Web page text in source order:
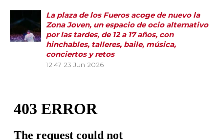
La plaza de los Fueros acoge de nuevo la
Zona Joven, un espacio de ocio alternativo
por las tardes, de 12 a 17 años, con
hinchables, talleres, baile, música,
conciertos y retos
12:47 23 Jun 2026